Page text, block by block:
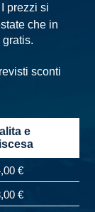
I prezzi si
che in
gratis.
sconti
e
€
€